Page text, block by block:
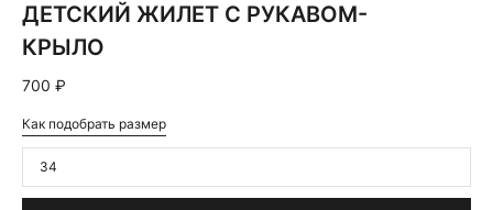
ДЕТСКИЙ ЖИЛЕТ С РУКАВОМ-
КРЫЛО
700 ₽
Как подобрать размер
34